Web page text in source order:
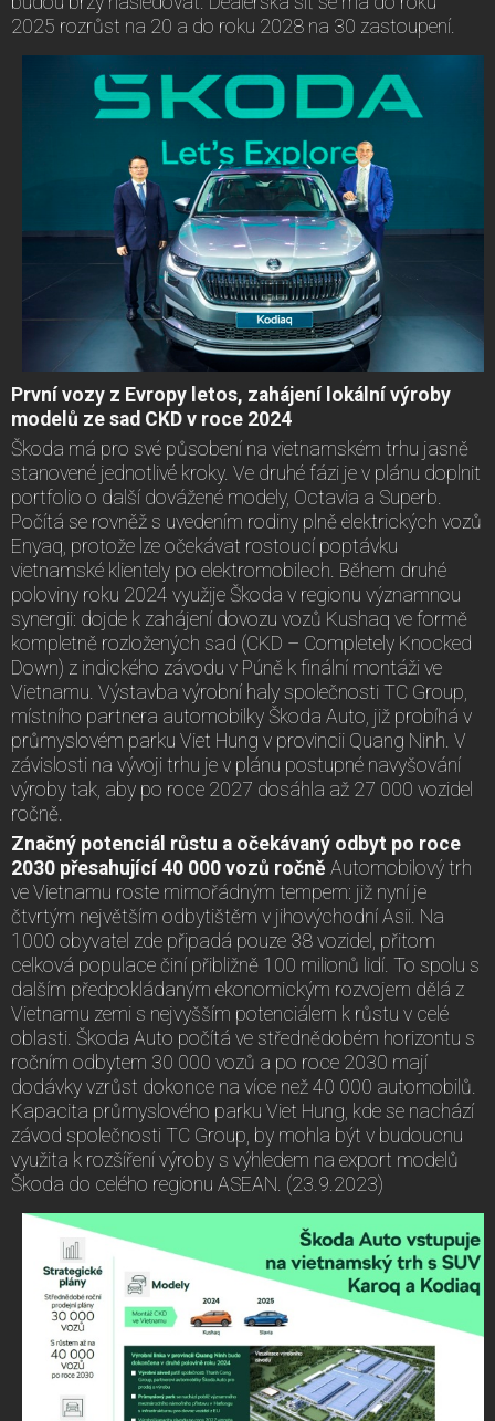
2025 rozrůst na 20 a do roku 2028 na 30 zastoupení.
První vozy z Evropy letos, zahájení lokální výroby
modelů ze sad CKD v roce 2024
Škoda má pro své působení na vietnamském trhu jasně
stanovené jednotlivé kroky. Ve druhé fázi je v plánu doplnit
portfolio o další dovážené modely, Octavia a Superb.
Počítá se rovněž s uvedením rodiny plně elektrických vozů
Enyaq, protože lze očekávat rostoucí poptávku
vietnamské klientely po elektromobilech. Během druhé
poloviny roku 2024 využije Škoda v regionu významnou
synergii: dojde k zahájení dovozu vozů Kushaq ve formě
kompletně rozložených sad (CKD – Completely Knocked
Down) z indického závodu v Púně k finální montáži ve
Vietnamu. Výstavba výrobní haly společnosti TC Group,
místního partnera automobilky Škoda Auto, již probíhá v
průmyslovém parku Viet Hung v provincii Quang Ninh. V
závislosti na vývoji trhu je v plánu postupné navyšování
výroby tak, aby po roce 2027 dosáhla až 27 000 vozidel
ročně.
Značný potenciál růstu a očekávaný odbyt po roce
2030 přesahující 40 000 vozů ročně Automobilový trh
ve Vietnamu roste mimořádným tempem: již nyní je
čtvrtým největším odbytištěm v jihovýchodní Asii. Na
1000 obyvatel zde připadá pouze 38 vozidel, přitom
celková populace činí přibližně 100 milionů lidí. To spolu s
dalším předpokládaným ekonomickým rozvojem dělá z
Vietnamu zemi s nejvyšším potenciálem k růstu v celé
oblasti. Škoda Auto počítá ve střednědobém horizontu s
ročním odbytem 30 000 vozů a po roce 2030 mají
dodávky vzrůst dokonce na více než 40 000 automobilů.
Kapacita průmyslového parku Viet Hung, kde se nachází
závod společnosti TC Group, by mohla být v budoucnu
využita k rozšíření výroby s výhledem na export modelů
Škoda do celého regionu ASEAN. (23.9.2023)